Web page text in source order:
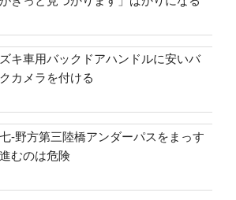
キ車用バックドアハンドルに安いバ
カメラを付ける
-野方第三陸橋アンダーパスをまっす
むのは危険